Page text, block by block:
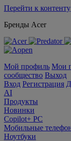
Перейти к контенту
Бренды Acer
Мой профиль Мои
сообщество Выход
Вход Регистрация
AI
Продукты
Новинки
Copilot+ PC
Мобильные
Ноутбуки